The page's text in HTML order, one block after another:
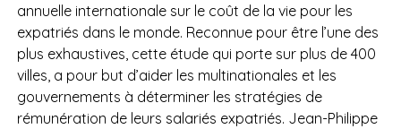
annuelle internationale sur le coût de la vie pour les
expatriés dans le monde. Reconnue pour être l’une des
plus exhaustives, cette étude qui porte sur plus de 400
villes, a pour but d’aider les multinationales et les
gouvernements à déterminer les stratégies de
rémunération de leurs salariés expatriés. Jean-Philippe